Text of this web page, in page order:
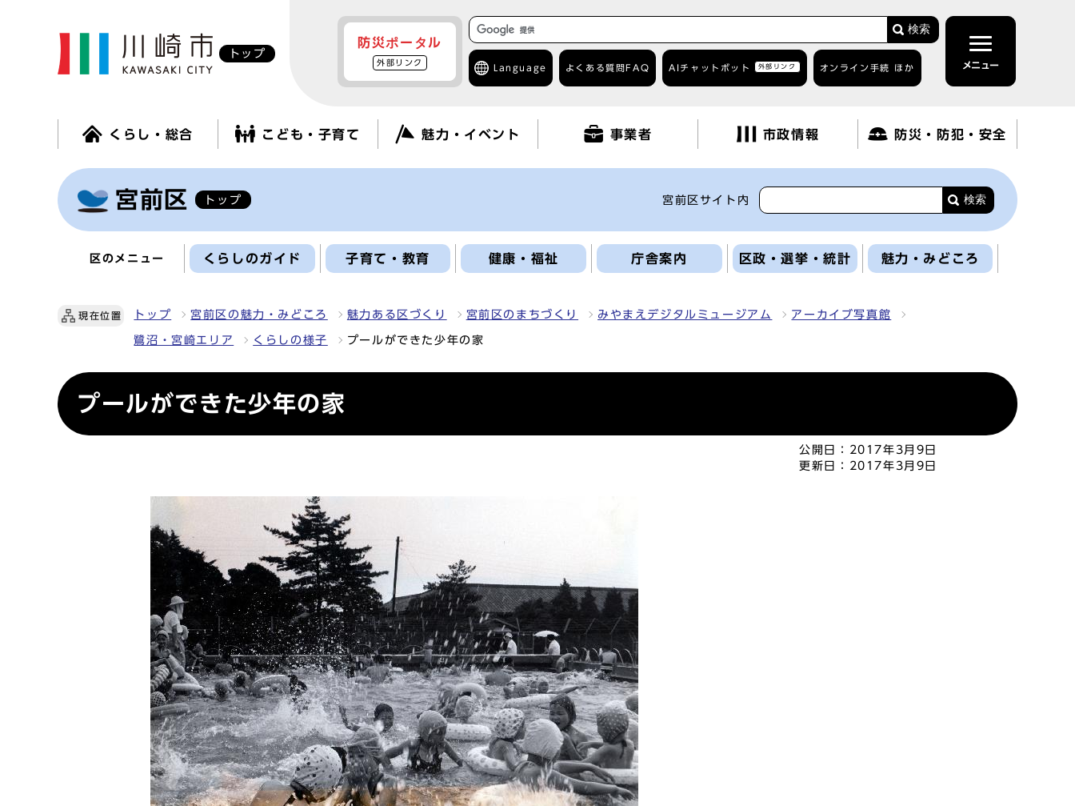
トップ
防災ポータル
外部リンク
検索
Language よくある質問 FAQ AIチャットボット 外部リンク オンライン手続 ほか メニュー
くらし・総合 こども・子育て 魅力・イベント 事業者 市政情報 防災・防犯・安全
宮前区 トップ 宮前区サイト内 検索
区のメニュー くらしのガイド 子育て・教育 健康・福祉 庁舎案内 区政・選挙・統計 魅力・みどころ
現在位置 トップ 宮前区の魅力・みどころ 魅力ある区づくり 宮前区のまちづくり みやまえデジタルミュージアム アーカイブ写真館
鷺沼・宮崎エリア くらしの様子 プールができた少年の家
プールができた少年の家
公開日：
2017年3月9日
更新日：
2017年3月9日